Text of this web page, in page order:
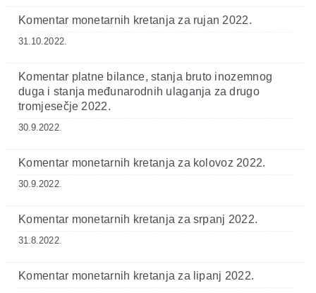
Komentar monetarnih kretanja za rujan 2022.
31.10.2022.
Komentar platne bilance, stanja bruto inozemnog
duga i stanja međunarodnih ulaganja za drugo
tromjesečje 2022.
30.9.2022.
Komentar monetarnih kretanja za kolovoz 2022.
30.9.2022.
Komentar monetarnih kretanja za srpanj 2022.
31.8.2022.
Komentar monetarnih kretanja za lipanj 2022.